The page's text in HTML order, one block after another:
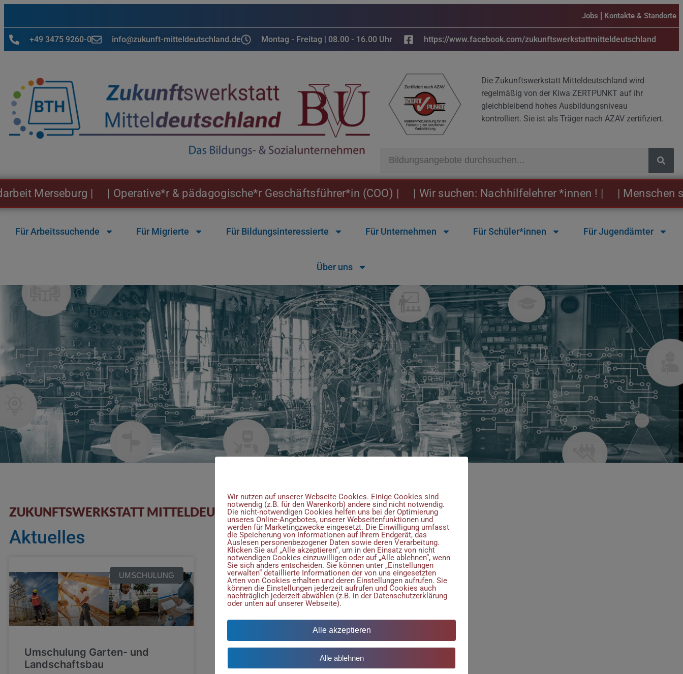
Jobs Kontakte & Standorte
+49 3475 9260-0 info@zukunft-mitteldeutschland.de Montag - Freitag | 08.00 - 16.00 Uhr https://www.facebook.com/zukunftswerkstattmitteldeutschland
Die Zukunftswerkstatt Mitteldeutschland wird
regelmäßig von der Kiwa ZERTPUNKT auf ihr
gleichbleibend hohes Ausbildungsniveau
kontrolliert. Sie ist als Träger nach AZAV zertifiziert.
Merseburg | | Operative*r & pädagogische*r Geschäftsführer*in (COO) | | Wir suchen: Nachhilfelehrer *innen ! | | Menschen sind
Für Arbeitssuchende Für Migrierte Für Bildungsinteressierte Für Unternehmen Für Schüler*innen Für Jugendämter
Über uns
ZUKUNFTSWERKSTATT MITTELDEUTSCHLAND
Aktuelles
UMSCHULUNG
Umschulung Garten- und
Landschaftsbau
Wir nutzen auf unserer Webseite Cookies. Einige Cookies sind
notwendig (z.B. für den Warenkorb) andere sind nicht notwendig.
Die nicht-notwendigen Cookies helfen uns bei der Optimierung
unseres Online-Angebotes, unserer Webseitenfunktionen und
werden für Marketingzwecke eingesetzt. Die Einwilligung umfasst
die Speicherung von Informationen auf Ihrem Endgerät, das
Auslesen personenbezogener Daten sowie deren Verarbeitung.
Klicken Sie auf „Alle akzeptieren“, um in den Einsatz von nicht
notwendigen Cookies einzuwilligen oder auf „Alle ablehnen“, wenn
Sie sich anders entscheiden. Sie können unter „Einstellungen
verwalten“ detaillierte Informationen der von uns eingesetzten
Arten von Cookies erhalten und deren Einstellungen aufrufen. Sie
können die Einstellungen jederzeit aufrufen und Cookies auch
nachträglich jederzeit abwählen (z.B. in der Datenschutzerklärung
oder unten auf unserer Webseite).
Alle akzeptieren
Alle ablehnen